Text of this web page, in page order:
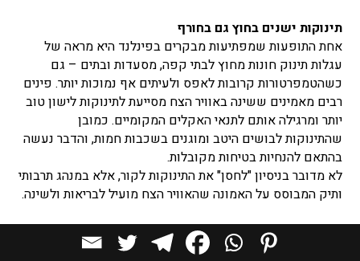
תינוקות ישנים בחוץ גם בחורף
אחת התופעות שמפתיעות מבקרים בפינלנד היא מראה של
עגלות תינוק חונות מחוץ לבתי קפה, מסעדות ובתים – גם
כשהטמפרטורות קרובות לאפס ולעיתים אף נמוכות יותר. פינים
רבים מאמינים ששינה באוויר הצח מסייעת לתינוקות לישון טוב
יותר ומרגילה אותם לתנאי האקלים המקומיים. כמובן
שהתינוקות לבושים היטב ומוגנים בשכבות חמות, והדבר נעשה
בהתאם להנחיות בטיחות מקובלות.
לא מדובר בניסיון "לחסן" את התינוקות לקור, אלא במנהג תרבותי
ותיק המבוסס על האמונה שהאוויר הצח מועיל לבריאות ולשינה.